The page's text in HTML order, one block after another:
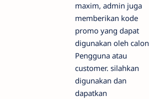
maxim, admin juga
memberikan kode
promo yang dapat
digunakan oleh calon
Pengguna atau
customer. silahkan
digunakan dan
dapatkan